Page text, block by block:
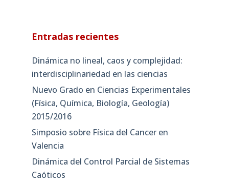
Entradas recientes
Dinámica no lineal, caos y complejidad:
interdisciplinariedad en las ciencias
Nuevo Grado en Ciencias Experimentales
(Física, Química, Biología, Geología)
2015/2016
Simposio sobre Física del Cancer en
Valencia
Dinámica del Control Parcial de Sistemas
Caóticos